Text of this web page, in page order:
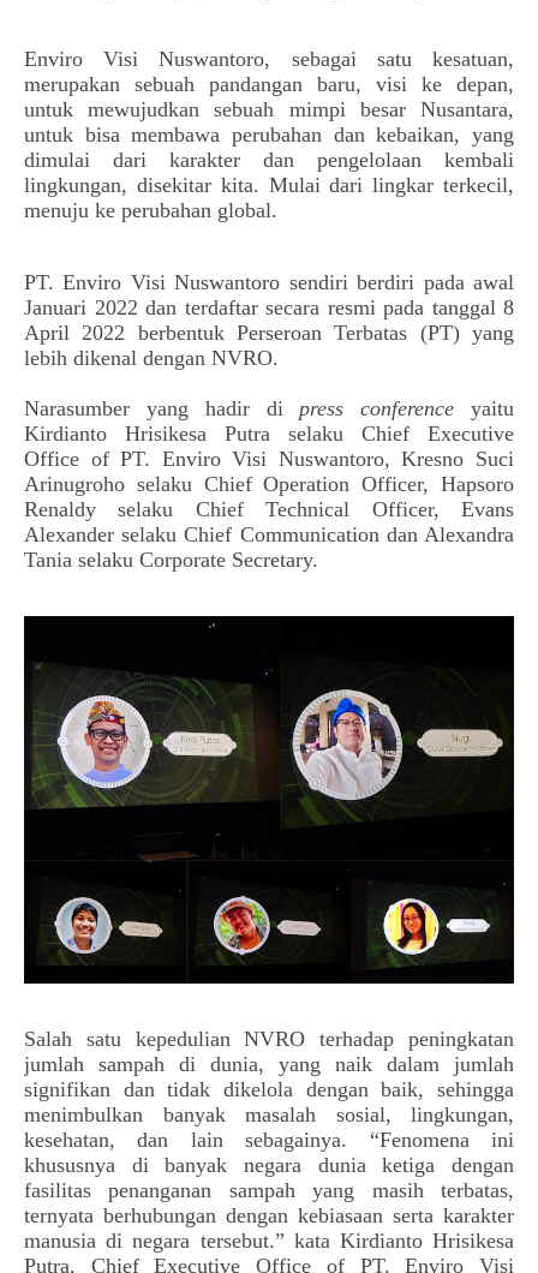
Enviro Visi Nuswantoro, sebagai satu kesatuan,
merupakan sebuah pandangan baru, visi ke depan,
untuk mewujudkan sebuah mimpi besar Nusantara,
untuk bisa membawa perubahan dan kebaikan, yang
dimulai dari karakter dan pengelolaan kembali
lingkungan, disekitar kita. Mulai dari lingkar terkecil,
menuju ke perubahan global.
PT. Enviro Visi Nuswantoro sendiri berdiri pada awal
Januari 2022 dan terdaftar secara resmi pada tanggal 8
April 2022 berbentuk Perseroan Terbatas (PT) yang
lebih dikenal dengan NVRO.
Narasumber yang hadir di press conference
Kirdianto Hrisikesa Putra selaku Chief Executive
Office of PT. Enviro Visi Nuswantoro, Kresno Suci
Arinugroho selaku Chief Operation Officer, Hapsoro
Renaldy selaku Chief Technical Officer, Evans
Alexander selaku Chief Communication dan Alexandra
Tania selaku Corporate Secretary.
Salah satu kepedulian NVRO terhadap peningkatan
jumlah sampah di dunia, yang naik dalam jumlah
signifikan dan tidak dikelola dengan baik, sehingga
menimbulkan banyak masalah sosial, lingkungan,
kesehatan, dan lain sebagainya. “Fenomena ini
khususnya di banyak negara dunia ketiga dengan
fasilitas penanganan sampah yang masih terbatas,
ternyata berhubungan dengan kebiasaan serta karakter
manusia di negara tersebut.” kata Kirdianto Hrisikesa
Putra, Chief Executive Office of PT. Enviro Visi